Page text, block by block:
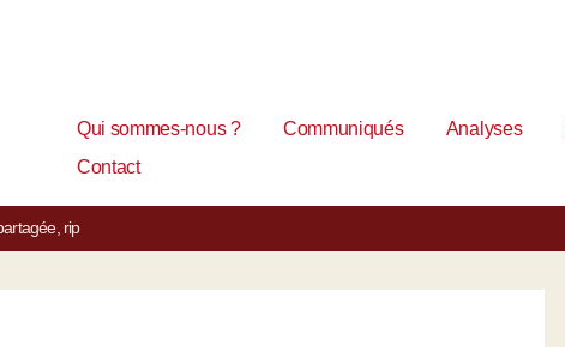
Qui sommes-nous ? Communiqués Analyses
Contact
rip